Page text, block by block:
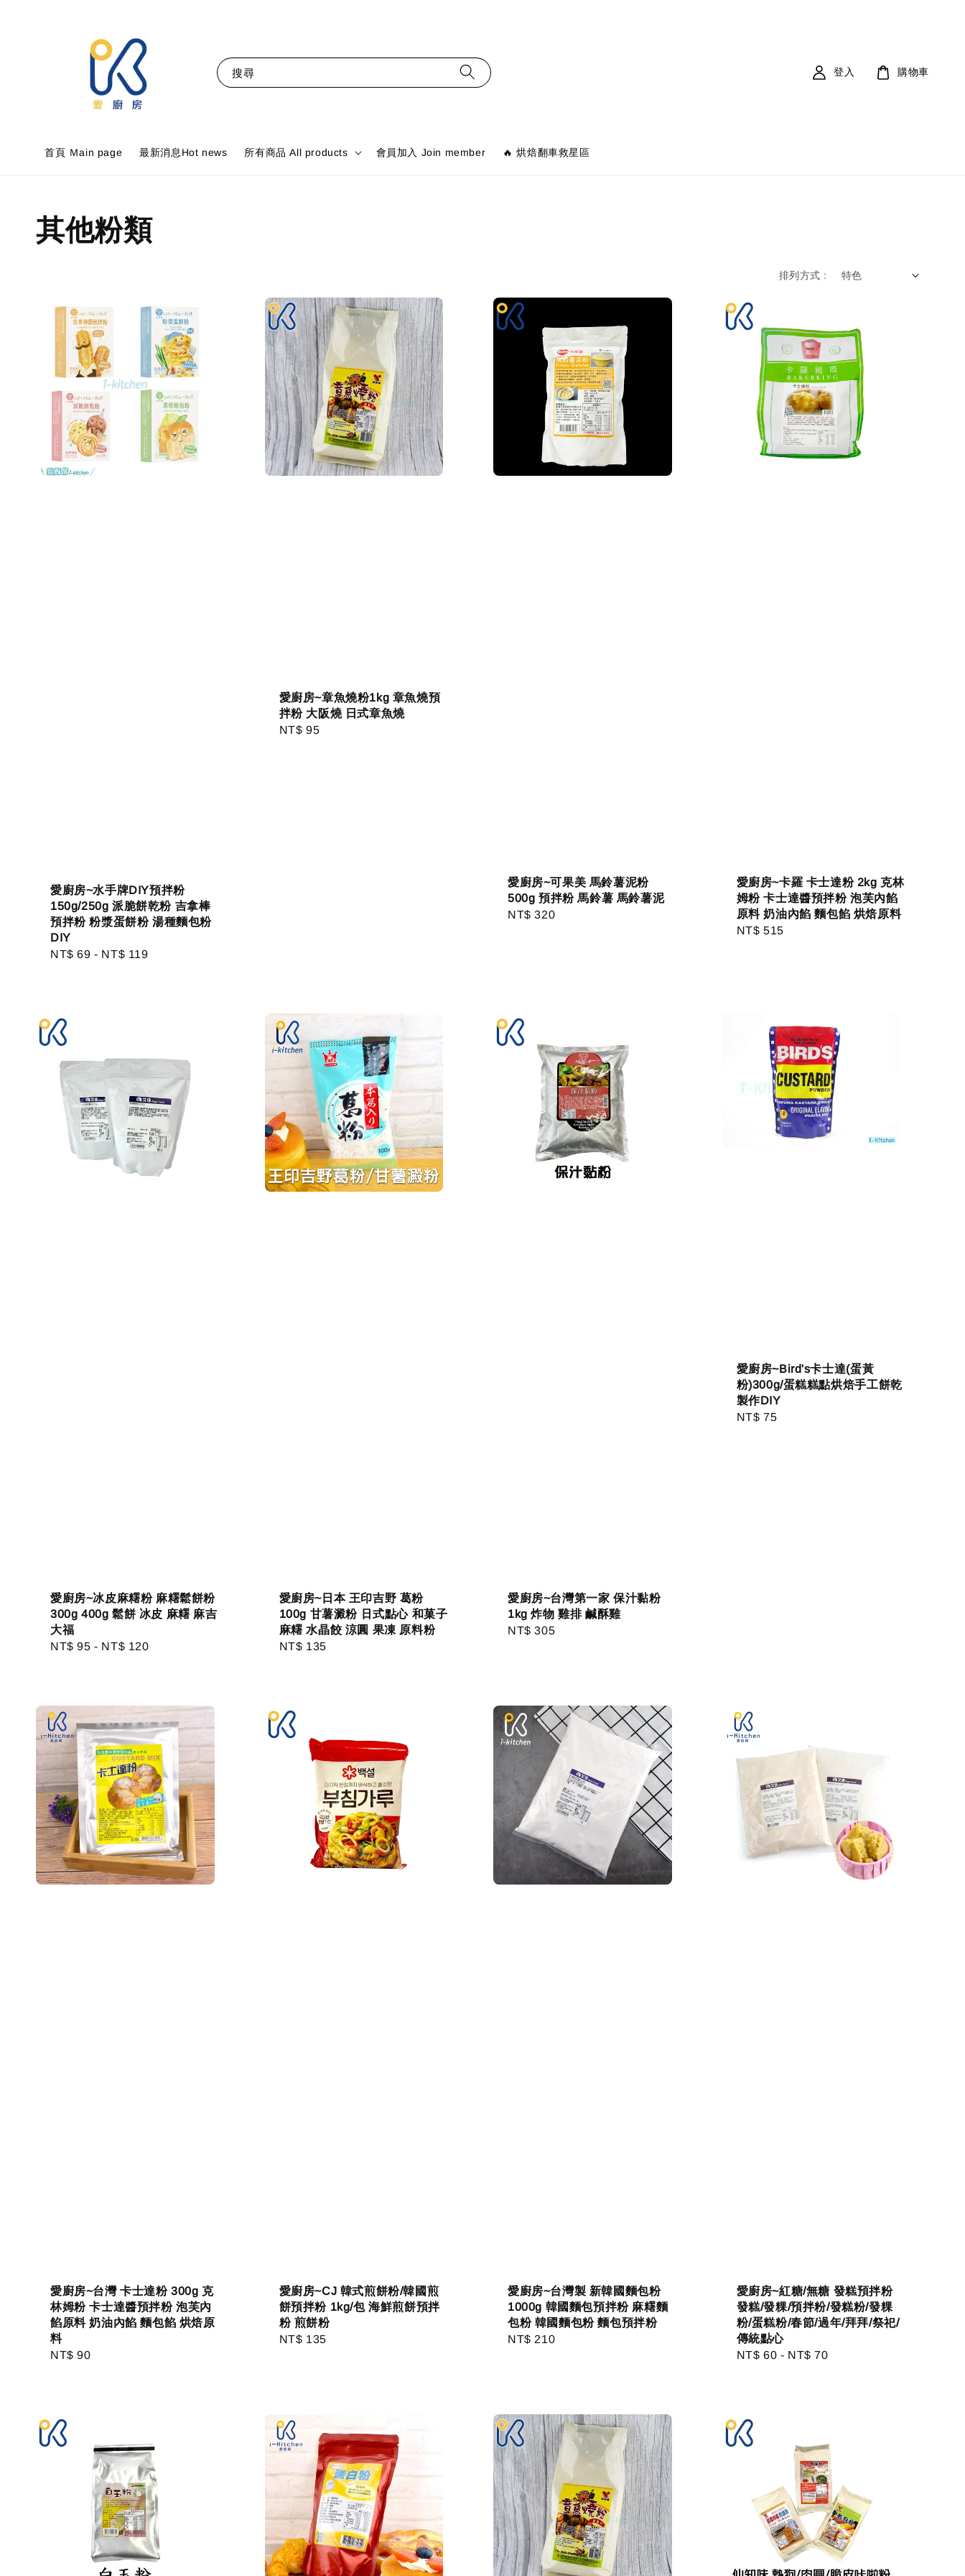
搜尋
首頁 Ｍain page 最新消息Hot news 所有商品 All products 會員加入 Join member 🔥 烘焙翻車救星區
登入 購物車
其他粉類
排列方式 :
愛廚房~水手牌DIY預拌粉
150g/250g 派脆餅乾粉 吉拿棒
預拌粉 粉漿蛋餅粉 湯種麵包粉
DIY
Regular
NT$ 69 - NT$ 119
愛廚房~章魚燒粉1kg 章魚燒預
拌粉 大阪燒 日式章魚燒
Regular
NT$ 95
愛廚房~可果美 馬鈴薯泥粉
500g 預拌粉 馬鈴薯 馬鈴薯泥
Regular
NT$ 320
愛廚房~卡羅 卡士達粉 2kg 克林
姆粉 卡士達醬預拌粉 泡芙內餡
原料 奶油內餡 麵包餡 烘焙原料
Regular
NT$ 515
愛廚房~冰皮麻糬粉 麻糬鬆餅粉
300g 400g 鬆餅 冰皮 麻糬 麻吉
大福
Regular
NT$ 95 - NT$ 120
愛廚房~日本 王印吉野 葛粉
100g 甘薯澱粉 日式點心 和菓子
麻糬 水晶餃 涼圓 果凍 原料粉
Regular
NT$ 135
愛廚房~台灣第一家 保汁黏粉
1kg 炸物 雞排 鹹酥雞
Regular
NT$ 305
愛廚房~Bird's卡士達(蛋黃
粉)300g/蛋糕糕點烘焙手工餅乾
製作DIY
Regular
NT$ 75
愛廚房~台灣 卡士達粉 300g 克
林姆粉 卡士達醬預拌粉 泡芙內
餡原料 奶油內餡 麵包餡 烘焙原
料
Regular
NT$ 90
愛廚房~CJ 韓式煎餅粉/韓國煎
餅預拌粉 1kg/包 海鮮煎餅預拌
粉 煎餅粉
Regular
NT$ 135
愛廚房~台灣製 新韓國麵包粉
1000g 韓國麵包預拌粉 麻糬麵
包粉 韓國麵包粉 麵包預拌粉
Regular
NT$ 210
愛廚房~紅糖/無糖 發糕預拌粉
發糕/發粿/預拌粉/發糕粉/發粿
粉/蛋糕粉/春節/過年/拜拜/祭祀/
傳統點心
Regular
NT$ 60 - NT$ 70